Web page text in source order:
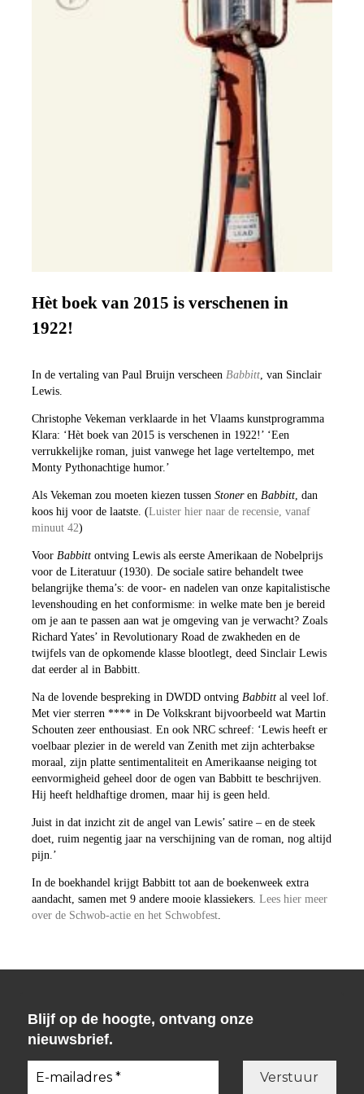
Hèt boek van 2015 is verschenen in
1922!
In de vertaling van Paul Bruijn verscheen Babbitt , van Sinclair
Lewis.
Christophe Vekeman verklaarde in het Vlaams kunstprogramma
Klara: ‘Hèt boek van 2015 is verschenen in 1922!’ ‘Een
verrukkelijke roman, juist vanwege het lage verteltempo, met
Monty Pythonachtige humor.’
Als Vekeman zou moeten kiezen tussenStoneren Babbitt , dan
koos hij voor de laatste. (Luister hier naar de recensie, vanaf
minuut 42)
Voor Babbittontving Lewis als eerste Amerikaan de Nobelprijs
voor de Literatuur (1930). De sociale satire behandelt twee
belangrijke thema’s: de voor- en nadelen van onze kapitalistische
levenshouding en het conformisme: in welke mate ben je bereid
om je aan te passen aan wat je omgeving van je verwacht? Zoals
Richard Yates’ in Revolutionary Road de zwakheden en de
twijfels van de opkomende klasse blootlegt, deed Sinclair Lewis
dat eerder al in Babbitt.
Na de lovende bespreking in DWDD ontving Babbitt al veel lof.
Met vier sterren **** in De Volkskrant bijvoorbeeld wat Martin
Schouten zeer enthousiast. En ook NRC schreef: ‘Lewis heeft er
voelbaar plezier in de wereld van Zenith met zijn achterbakse
moraal, zijn platte sentimentaliteit en Amerikaanse neiging tot
eenvormigheid geheel door de ogen van Babbitt te beschrijven.
Hij heeft heldhaftige dromen, maar hij is geen held.
Juist in dat inzicht zit de angel van Lewis’ satire – en de steek
doet, ruim negentig jaar na verschijning van de roman, nog altijd
pijn.’
In de boekhandel krijgt Babbitt tot aan de boekenweek extra
aandacht, samen met 9 andere mooie klassiekers.Lees hier meer
over de Schwob-actie en het Schwobfest
Blijf op de hoogte, ontvang onze
nieuwsbrief.